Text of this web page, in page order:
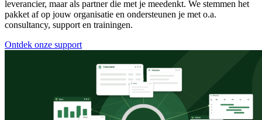
leverancier, maar als partner die met je meedenkt. We stemmen het
pakket af op jouw organisatie en ondersteunen je met o.a.
consultancy, support en trainingen.
Ontdek onze support